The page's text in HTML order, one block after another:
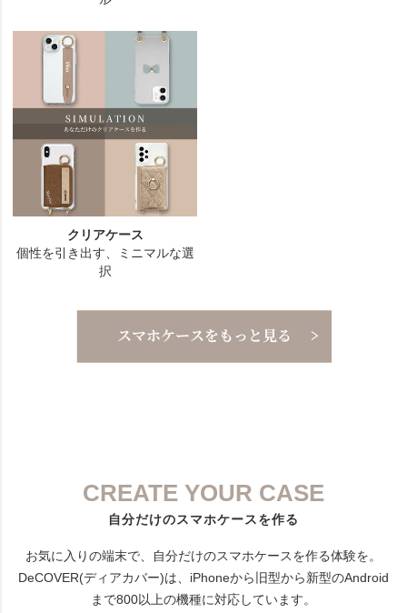
CREATE YOUR CASE
自分だけのスマホケースを作る
お気に入りの端末で、自分だけのスマホケースを作る体験を。
DeCOVER(ディアカバー)は、iPhoneから旧型から新型のAndroid
まで800以上の機種に対応しています。